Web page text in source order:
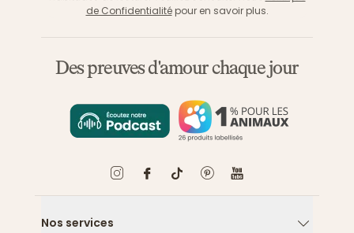
de Confidentialitépour en savoir plus.
Des preuves d'amour chaque jour
Nos services